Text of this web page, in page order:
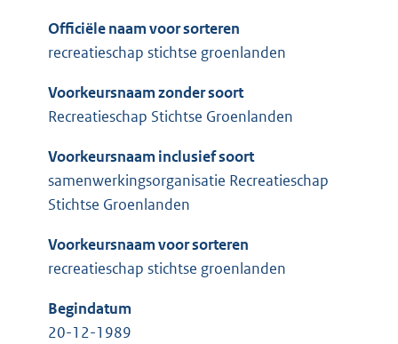
Officiële naam voor sorteren
recreatieschap stichtse groenlanden
Voorkeursnaam zonder soort
Recreatieschap Stichtse Groenlanden
Voorkeursnaam inclusief soort
samenwerkingsorganisatie Recreatieschap
Stichtse Groenlanden
Voorkeursnaam voor sorteren
recreatieschap stichtse groenlanden
Begindatum
20-12-1989